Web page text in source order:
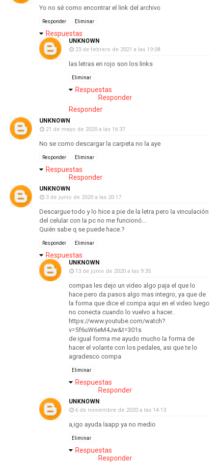
Yo no sé como encontrar el link del archivo
Responder Eliminar
Respuestas
UNKNOWN
23 de febrero de 2021 a las 19:08
las letras en rojo son los links
Eliminar
Respuestas
Responder
Responder
UNKNOWN
21 de mayo de 2020 a las 16:37
No se como descargar la carpeta no la aye
Responder Eliminar
Respuestas
Responder
UNKNOWN
3 de junio de 2020 a las 20:17
Descargue todo y lo hice a pie de la letra pero la vinculación
del celular con la pc no me funcionó...
Quién sabe q se puede hace.?
Responder Eliminar
Respuestas
UNKNOWN
13 de junio de 2020 a las 9:35
compas les dejo un video algo paja el que lo
hace pero da pasos algo mas integro, ya que de
la forma que dice el compa aqui en el video luego
no conecta cuando lo vuelvo a hacer..
https://www.youtube.com/watch?
v=5f6uW6eM4Jw&t=301s
de igual forma me ayudo mucho la forma de
hacer el volante con los pedales, asi que te lo
agradesco compa
Eliminar
Respuestas
Responder
UNKNOWN
6 de noviembre de 2020 a las 14:13
a,igo ayuda laapp ya no medio
Eliminar
Respuestas
Responder